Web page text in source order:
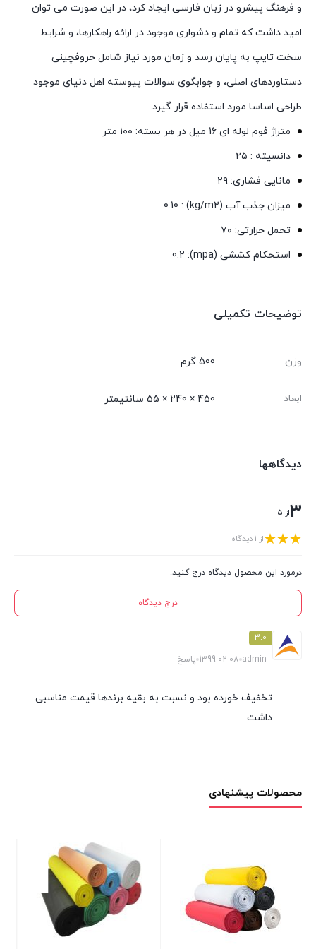
و فرهنگ پیشرو در زبان فارسی ایجاد کرد، در این صورت می توان
امید داشت که تمام و دشواری موجود در ارائه راهکارها، و شرایط
سخت تایپ به پایان رسد و زمان مورد نیاز شامل حروفچینی
دستاوردهای اصلی، و جوابگوی سوالات پیوسته اهل دنیای موجود
طراحی اساسا مورد استفاده قرار گیرد.
متراژ فوم لوله ای 16 میل در هر بسته: ۱۰۰ متر
دانسیته : ۲۵
مانایی فشاری: ۲۹
میزان جذب آب (kg/m2) : 0.10
تحمل حرارتی: ۷۰
استحکام کششی (mpa): 0.2
توضیحات تکمیلی
وزن 500 گرم
ابعاد 450 × 240 × 55 سانتیمتر
دیدگاهها
3از 5
از 1 دیدگاه
درمورد این محصول دیدگاه درج کنید.
درج دیدگاه
3.0
admin
1399-02-08 پاسخ
تخفیف خورده بود و نسبت به بقیه برندها قیمت مناسبی
داشت
محصولات پیشنهادی